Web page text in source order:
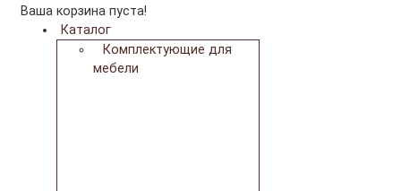
Ваша корзина пуста!
Каталог
Комплектующие для
мебели